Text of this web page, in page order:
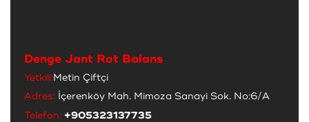
Denge Jant Rot Balans
Yetkili:Metin Çiftçi
Adres: İçerenköy Mah. Mimoza Sanayi Sok. No:6/A
Telefon: +905323137735